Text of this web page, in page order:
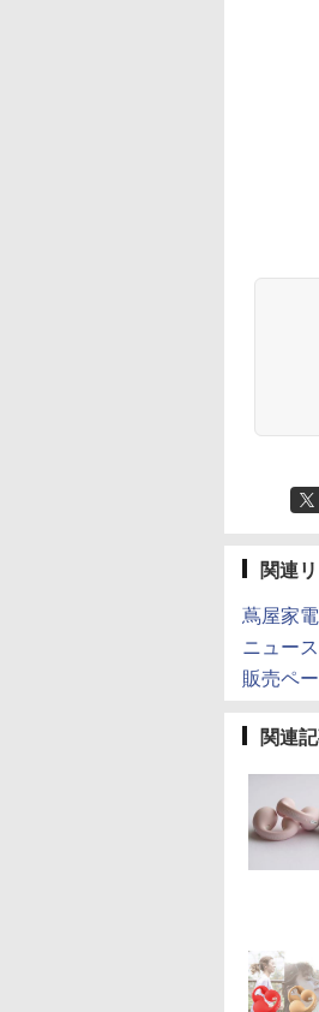
関連
蔦屋家電
ニュー
販売ペ
関連